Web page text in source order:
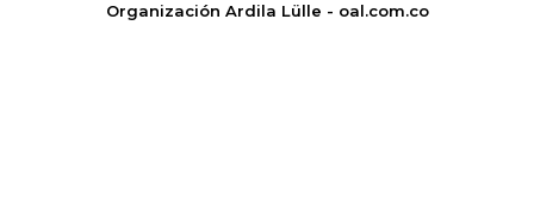
Organización Ardila Lülle - oal.com.co